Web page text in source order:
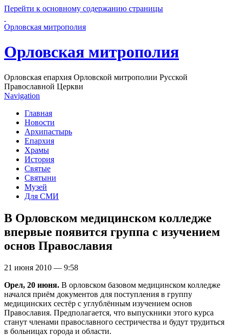
Перейти к основному содержанию страницы
Орловская митрополия
Орловская митрополия
Орловская епархия Орловской митрополии Русской
Православной Церкви
Navigation
Главная
Новости
Архипастырь
Епархия
Храмы
История
Святые
Святыни
Музей
Для СМИ
В Орловском медицинском колледже
впервые появится группа с изучением
основ Православия
21 июня 2010 — 9:58
Орел, 20 июня. В орловском базовом медицинском колледже
начался приём документов для поступления в группу
медицинских сестёр с углублённым изучением основ
Православия. Предполагается, что выпускники этого курса
станут членами православного сестричества и будут трудиться
в больницах города и области.